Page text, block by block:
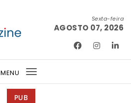
Sexta-feira
AGOSTO 07, 2026
MENU
Toggle
PUB